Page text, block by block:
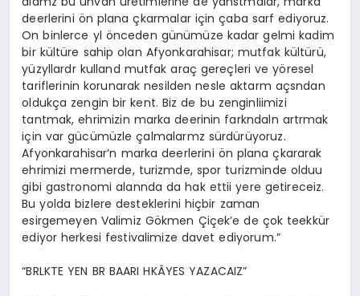
deerlerini ön plana çkarmalar için çaba sarf ediyoruz.
On binlerce yl önceden günümüze kadar gelmi kadim
bir kültüre sahip olan Afyonkarahisar; mutfak kültürü,
yüzyllardr kulland mutfak araç gereçleri ve yöresel
tariflerinin korunarak nesilden nesle aktarm açsndan
oldukça zengin bir kent. Biz de bu zenginliimizi
tantmak, ehrimizin marka deerinin farkndaln artrmak
için var gücümüzle çalmalarmz sürdürüyoruz.
Afyonkarahisar’n marka deerlerini ön plana çkararak
ehrimizi mermerde, turizmde, spor turizminde olduu
gibi gastronomi alannda da hak ettii yere getireceiz.
Bu yolda bizlere desteklerini hiçbir zaman
esirgemeyen Valimiz Gökmen Çiçek’e de çok teekkür
ediyor herkesi festivalimize davet ediyorum.”
“BRLKTE YEN BR BAARI HKÂYES YAZACAIZ”